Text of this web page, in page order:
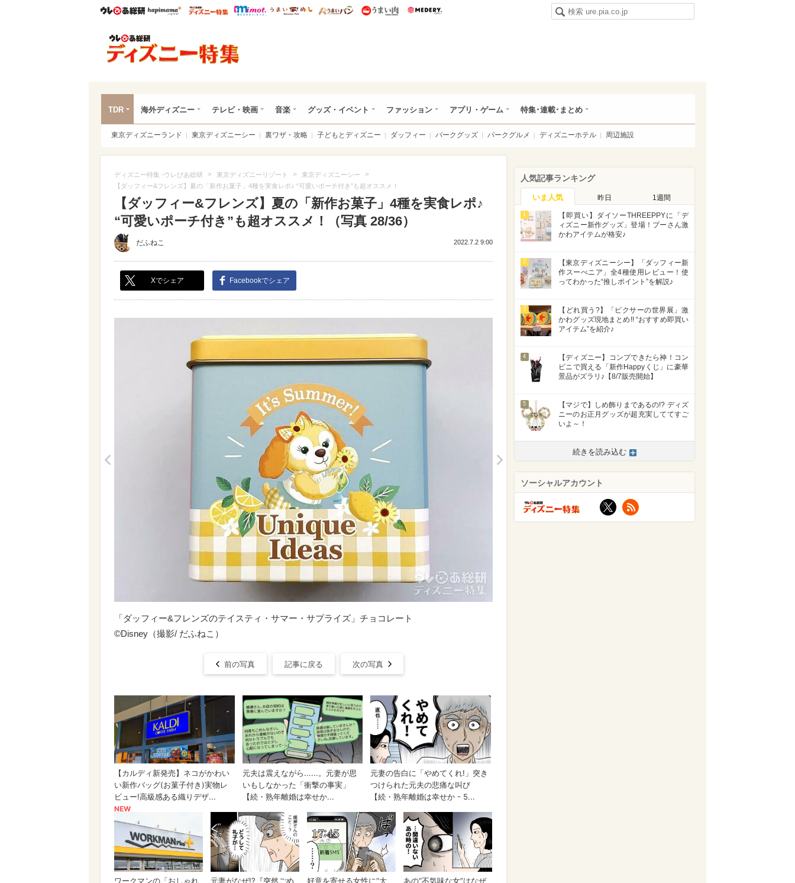
ウレぴあ総研ハピママ* ウレぴあ総研 ディズニー特集
mimot. うまいめし うまいパン うまい肉
TDR 海外ディズニー テレビ・映画 音楽 グッズ・イベント ファッション アプリ・ゲーム 特集･連載･まとめ
東京ディズニーランド 東京ディズニーシー 裏ワザ・攻略 子どもとディズニー ダッフィー パークグッズ パークグルメ ディズニーホテル 周辺施設
ディズニー特集 -ウレぴあ総研 > 東京ディズニーリゾート > 東京ディズニーシー >
【ダッフィー&フレンズ】夏の「新作お菓子」4種を実食レポ♪ “可愛いポーチ付き”も超オススメ！
【ダッフィー&フレンズ】夏の「新作お菓子」4種を実食レポ♪
“可愛いポーチ付き”も超オススメ！（写真 28/36）
だふねこ 2022.7.2 9:00
Xでシェア Facebookでシェア
「ダッフィー&フレンズのテイスティ・サマー・サプライズ」チョコレート
©Disney（撮影/ だふねこ）
前の写真 記事に戻る 次の写真
人気記事ランキング
いま人気 昨日 1週間
1
【即買い】ダイソーTHREEPPYに「デ
ィズニー新作グッズ」登場！プーさん激
かわアイテムが格安♪
2
【東京ディズニーシー】「ダッフィー新
作スーべニア」全4種使用レビュー！使
ってわかった“推しポイント”を解説♪
3
【どれ買う?】「ピクサーの世界展」激
かわグッズ現地まとめ!! “おすすめ即買い
アイテム”を紹介♪
4
【ディズニー】コンプできたら神！コン
ビニで買える「新作Happyくじ」に豪華
景品がズラリ♪【8/7販売開始】
5
【マジで】しめ飾りまであるの!? ディズ
ニーのお正月グッズが超充実しててすご
いよ～！
続きを読み込む
ソーシャルアカウント
X